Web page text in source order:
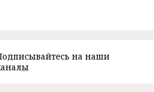
на наши